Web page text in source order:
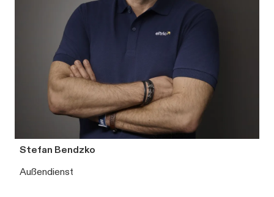
Stefan Bendzko
Außendienst